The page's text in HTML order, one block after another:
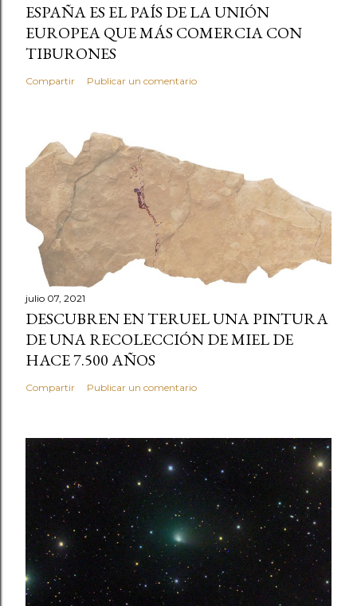
ESPAÑA ES EL PAÍS DE LA UNIÓN
EUROPEA QUE MÁS COMERCIA CON
TIBURONES
Compartir Publicar un comentario
julio 07, 2021
DESCUBREN EN TERUEL UNA PINTURA
DE UNA RECOLECCIÓN DE MIEL DE
HACE 7.500 AÑOS
Compartir Publicar un comentario